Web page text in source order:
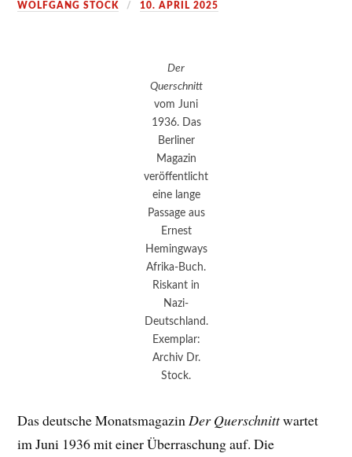
WOLFGANG STOCK 10. APRIL 2025
Der
Querschnitt
vom Juni
1936. Das
Berliner
Magazin
veröffentlicht
eine lange
Passage aus
Ernest
Hemingways
Afrika-Buch.
Riskant in
Nazi-
Deutschland.
Exemplar:
Archiv Dr.
Stock.
Das deutsche MonatsmagazinDer Querschnittwartet
im Juni 1936 mit einer Überraschung auf. Die